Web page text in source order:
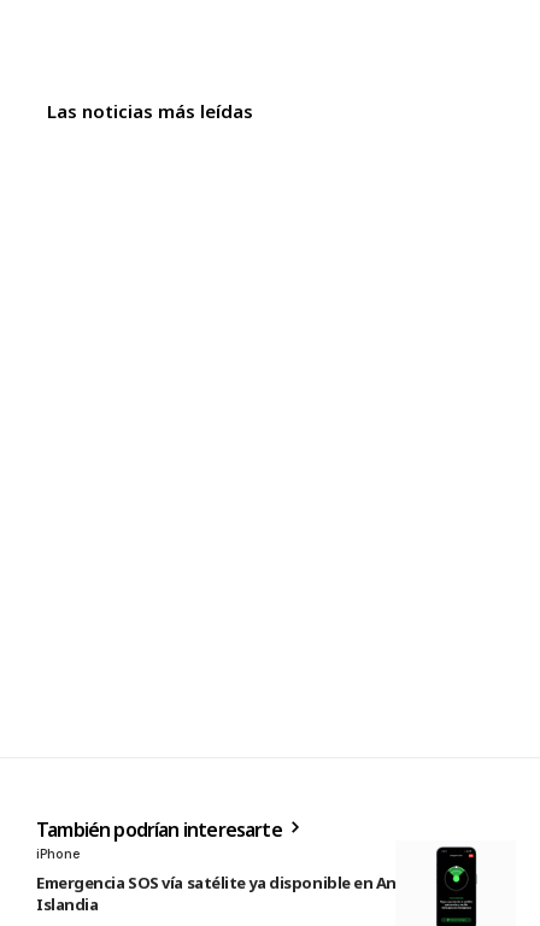
Las noticias más leídas
También podrían interesarte
iPhone
Emergencia SOS vía satélite ya disponible en Andorra e
Islandia